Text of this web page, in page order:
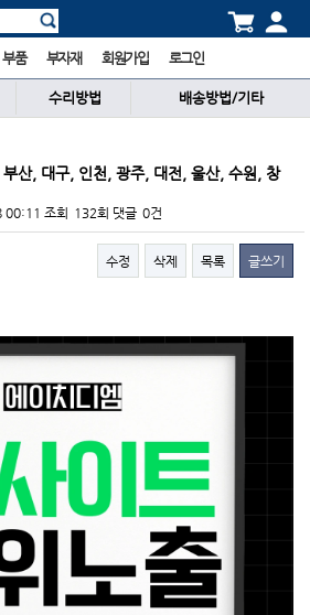
부품 부자재 회원가입 로그인
수리방법 배송방법/기타
산, 대구, 인천, 광주, 대전, 울산, 수원, 창
00:11 조회 132회 댓글 0건
수정 삭제 목록 글쓰기